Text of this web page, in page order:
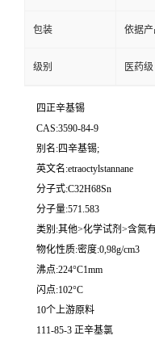
包装 依据
级别 医药级
四正辛基锡
CAS:3590-84-9
别名:四辛基锡;
英文名:etraoctylstannane
分子式:C32H68Sn
分子量:571.583
类别:其他>化学试剂>含氮
物化性质:密度:0,98g/cm3
沸点:224°C1mm
闪点:102°C
10个上游原料
111-85-3 正辛基氯